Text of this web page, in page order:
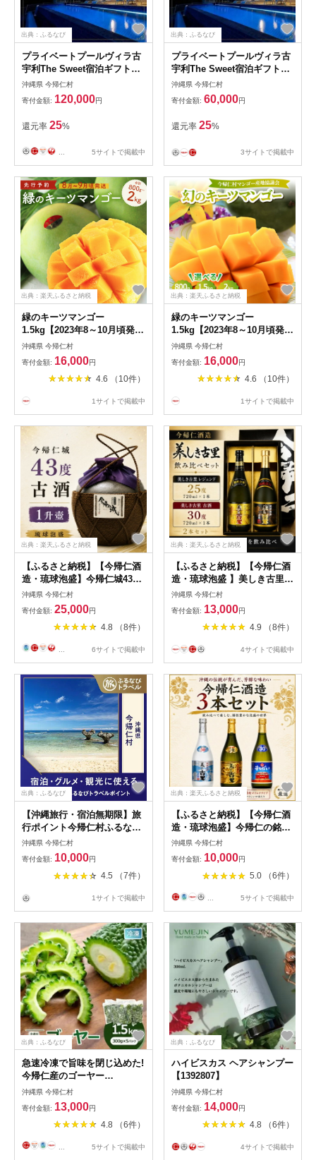
出典：ふるなび
プライベートプールヴィラ古
宇利The Sweet宿泊ギフト券
(3万円分)【1728710】
沖縄県 今帰仁村
寄付金額: 120,000円
還元率 25%
5サイトで掲載中
出典：ふるなび
プライベートプールヴィラ古
宇利The Sweet宿泊ギフト券
(1万5千円分)【1728712】
沖縄県 今帰仁村
寄付金額: 60,000円
還元率 25%
3サイトで掲載中
出典：楽天ふるさと納税
緑のキーツマンゴー
1.5kg【2023年8～10月頃発
送】生産者直送
沖縄県 今帰仁村
寄付金額: 16,000円
4.6 （10件）
1サイトで掲載中
出典：楽天ふるさと納税
緑のキーツマンゴー
1.5kg【2023年8～10月頃発
送】生産者直送
沖縄県 今帰仁村
寄付金額: 16,000円
4.6 （10件）
1サイトで掲載中
出典：楽天ふるさと納税
【ふるさと納税】【今帰仁酒
造・琉球泡盛】今帰仁城43度
古酒 1升壷【1341741】
沖縄県 今帰仁村
寄付金額: 25,000円
4.8 （8件）
6サイトで掲載中
出典：楽天ふるさと納税
【ふるさと納税】【今帰仁酒
造・琉球泡盛 】美しき古里レ
ジェンド25度&古酒30度 飲み
比べセット【1341744】
沖縄県 今帰仁村
寄付金額: 13,000円
4.9 （8件）
4サイトで掲載中
出典：ふるなび
【沖縄旅行・宿泊無期限】旅
行ポイント今帰仁村ふるなび
トラベルポイント
沖縄県 今帰仁村
寄付金額: 10,000円
4.5 （7件）
1サイトで掲載中
出典：楽天ふるさと納税
【ふるさと納税】【今帰仁酒
造・琉球泡盛】今帰仁の銘酒
泡盛3種飲み比べセット(まる
だい・美しき古里・淡麗)
【1341747】
沖縄県 今帰仁村
寄付金額: 10,000円
5.0 （6件）
... 5サイトで掲載中
出典：ふるなび
急速冷凍で旨味を閉じ込めた!
今帰仁産のゴーヤー
1.5kg(300g×5パック)【配送
不可地域：離島】
【1386734】
沖縄県 今帰仁村
寄付金額: 13,000円
4.8 （6件）
5サイトで掲載中
出典：ふるなび
ハイビスカス ヘアシャンプー
【1392807】
沖縄県 今帰仁村
寄付金額: 14,000円
4.8 （6件）
4サイトで掲載中